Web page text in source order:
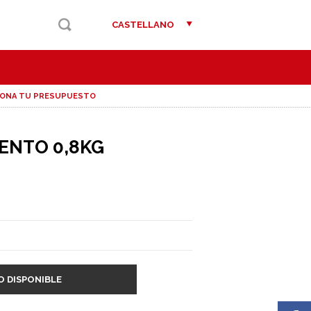
CASTELLANO
TU PRESUPUESTO
0,8KG
DISPONIBLE